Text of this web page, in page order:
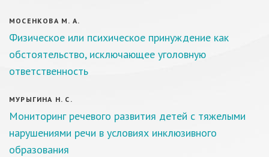
МОСЕНКОВА М. А.
Физическое или психическое принуждение как
обстоятельство, исключающее уголовную
ответственность
МУРЫГИНА Н. С.
Мониторинг речевого развития детей с тяжелыми
нарушениями речи в условиях инклюзивного
образования